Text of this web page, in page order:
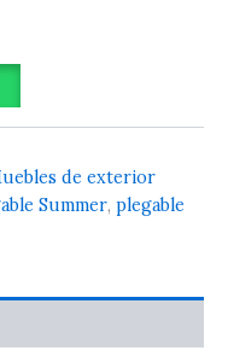
de exterior
Summer, plegable